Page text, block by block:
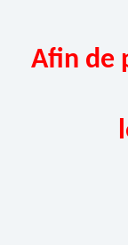
Afin de